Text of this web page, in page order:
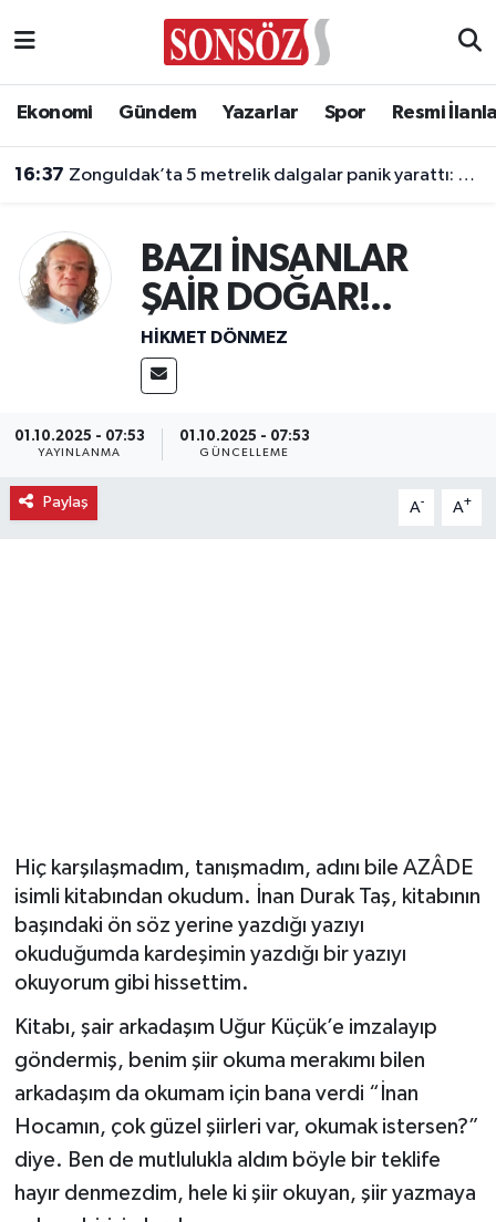
Ekonomi Gündem Yazarlar Spor Resmi
16:37 Zonguldak’ta 5 metrelik dalgalar panik yarattı: 7 kişi kurtarıldı
BAZI İNSANLAR
ŞAİR DOĞAR!..
HIKMET DÖNMEZ
01.10.2025 - 07:53
YAYINLANMA
01.10.2025 - 07:53
GÜNCELLEME
Paylaş A- A+
Hiç karşılaşmadım, tanışmadım, adını bile AZÂDE
isimli kitabından okudum. İnan Durak Taş, kitabının
başındaki ön söz yerine yazdığı yazıyı
okuduğumda kardeşimin yazdığı bir yazıyı
okuyorum gibi hissettim.
Kitabı, şair arkadaşım Uğur Küçük’e imzalayıp
göndermiş, benim şiir okuma merakımı bilen
arkadaşım da okumam için bana verdi “İnan
Hocamın, çok güzel şiirleri var, okumak istersen?”
diye. Ben de mutlulukla aldım böyle bir teklife
hayır denmezdim, hele ki şiir okuyan, şiir yazmaya
Asayiş
Biyografi
Çevre
İlçe Haberleri
Keşfet
Kültür & Sanat
Magazin
Resmi İlanlar
Sağlık
Ankara Nöbetçi Eczaneler
Ankara Trafik Yoğunluk Haritası
Süper Lig Puan Durumu ve Fikstür
Tüm Manşetler